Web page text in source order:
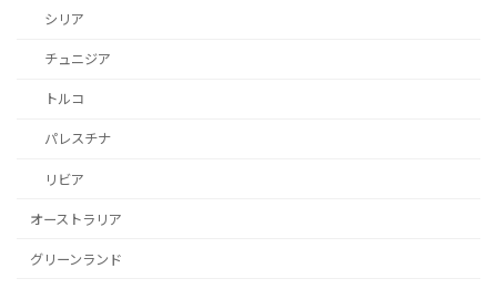
シリア
チュニジア
トルコ
パレスチナ
リビア
オーストラリア
グリーンランド